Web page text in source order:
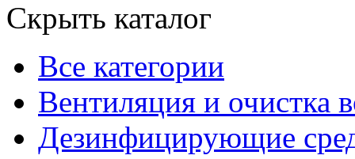
Скрыть каталог
Все категории
Вентиляция и очистка
Дезинфицирующие